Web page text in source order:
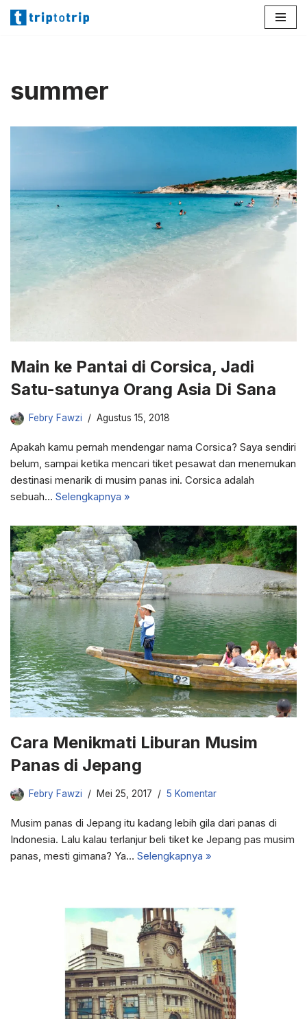
summer
Main ke Pantai di Corsica, Jadi
Satu-satunya Orang Asia Di Sana
Febry Fawzi Agustus 15, 2018
Apakah kamu pernah mendengar nama Corsica? Saya sendiri
belum, sampai ketika mencari tiket pesawat dan menemukan
destinasi menarik di musim panas ini. Corsica adalah
sebuah… Selengkapnya »
Cara Menikmati Liburan Musim
Panas di Jepang
Febry Fawzi Mei 25, 2017 5 Komentar
Musim panas di Jepang itu kadang lebih gila dari panas di
Indonesia. Lalu kalau terlanjur beli tiket ke Jepang pas musim
panas, mesti gimana? Ya… Selengkapnya »